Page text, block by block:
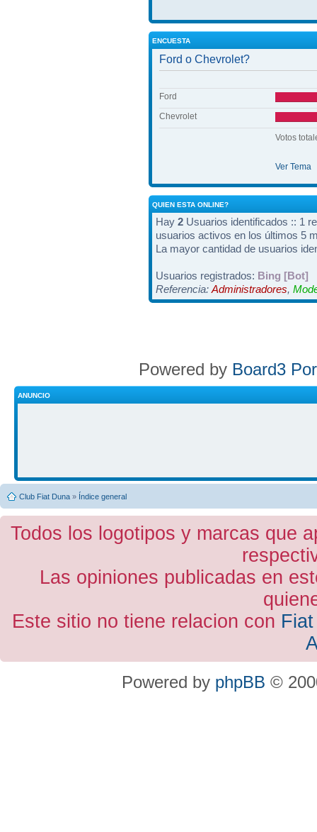
ENCUESTA
Ford o Chevrolet?
Ford
Chevrolet
Votos
Ver Tema
QUIEN ESTA ONLINE?
Hay 2 Usuarios identificados :: 1
usuarios activos en los últimos 5
La mayor cantidad de usuarios
Usuarios registrados: Bing [Bot]
Referencia: Administradores,
Powered by Board3
ANUNCIO
Club Fiat Duna » Índice general
Todos los logotipos y marcas que
Las opiniones publicadas en
Este sitio no tiene relacion con
Powered by phpBB ©